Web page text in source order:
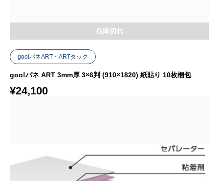
goo!パネART・ARTタック
goo!パネ ART 3mm厚 3×6判 (910×1820) 紙貼り 10枚梱包
¥24,100
在庫切れ